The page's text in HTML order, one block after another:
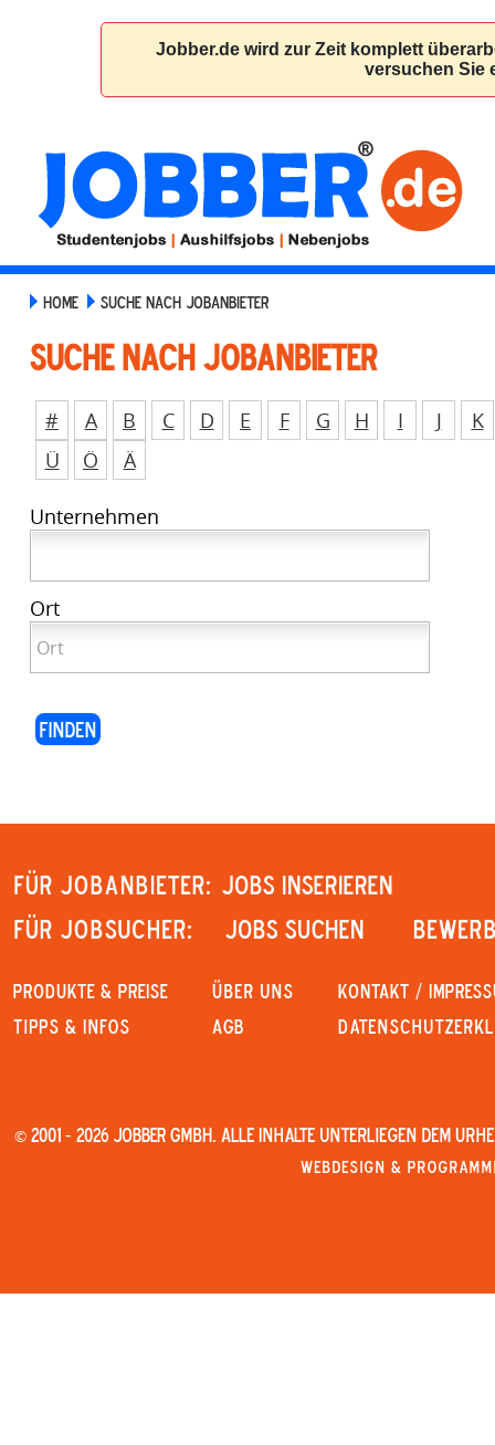
HOME SUCHE NACH JOBANBIETER
Suche nach Jobanbieter
# A B C D E F G H I J
K
Ü
Ö Ä
Unternehmen
Ort
Für Jobanbieter: JOBS INSERIEREN
Für Jobsucher:
JOBS SUCHEN
PRODUKTE & PREISE
Tipps & Infos
Über uns
AGB
KONTAKT /
© 2001 - 2026 JOBBER GmbH. Alle Inhalte unterliegen dem
Webdesign &